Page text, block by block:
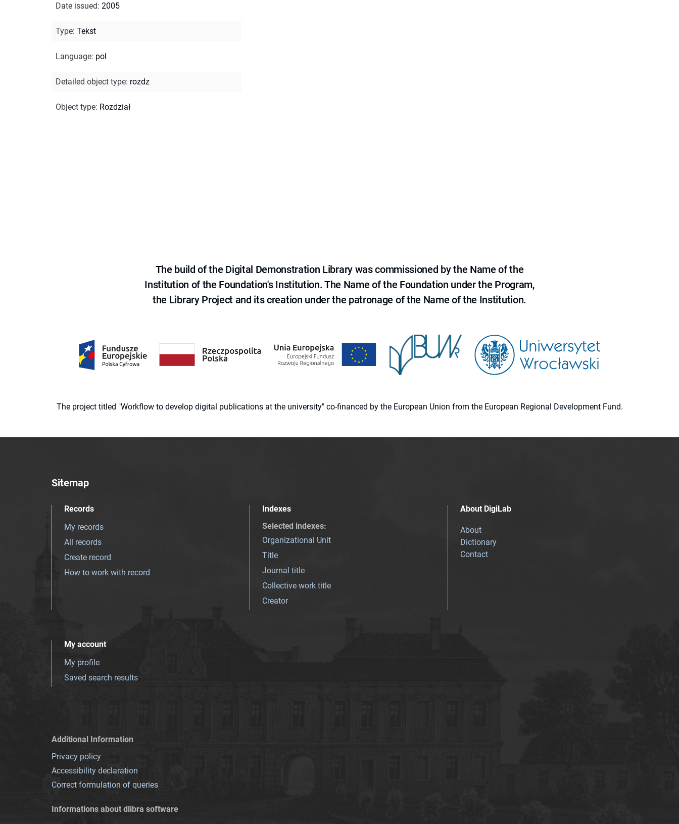
Date issued: 2005
Type: Tekst
Language: pol
Detailed object type: rozdz
Object type: Rozdział
The build of the Digital Demonstration Library was commissioned by the Name of the
Institution of the Foundation's Institution. The Name of the Foundation under the Program,
the Library Project and its creation under the patronage of the Name of the Institution.
The project titled "Workflow to develop digital publications at the university" co-financed by the European Union from the European Regional Development Fund.
Sitemap
Records
My records
All records
Create record
How to work with record
Indexes
Selected indexes:
Organizational Unit
Title
Journal title
Collective work title
Creator
About DigiLab
About
Dictionary
Contact
My account
My profile
Saved search results
Additional Information
Privacy policy
Accessibility declaration
Correct formulation of queries
Informations about dlibra software